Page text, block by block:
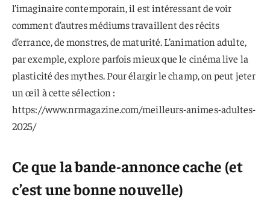
l’imaginaire contemporain, il est intéressant de voir
comment d’autres médiums travaillent des récits
d’errance, de monstres, de maturité. L’animation adulte,
par exemple, explore parfois mieux que le cinéma live la
plasticité des mythes. Pour élargir le champ, on peut jeter
un œil à cette sélection :
https://www.nrmagazine.com/meilleurs-animes-adultes-
2025/
Ce que la bande-annonce cache (et
c’est une bonne nouvelle)